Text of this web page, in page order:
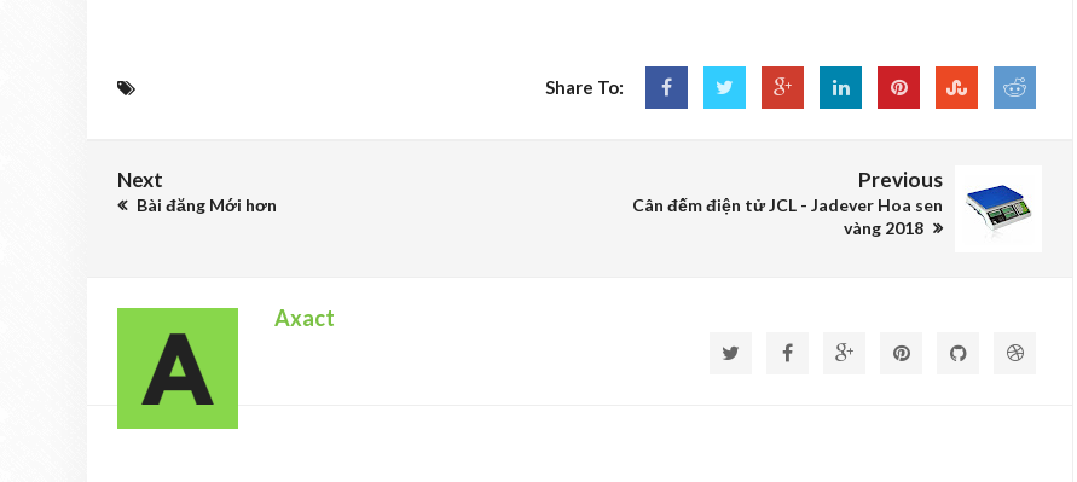
Share To:
Next
Bài đăng Mới hơn
Previous
Cân đếm điện tử JCL - Jadever Hoa sen
vàng 2018
Axact